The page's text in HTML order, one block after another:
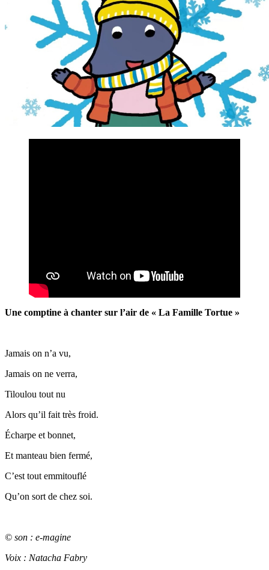
Une comptine à chanter sur l’air de « La Famille Tortue »
Jamais on n’a vu,
Jamais on ne verra,
Tiloulou tout nu
Alors qu’il fait très froid.
Écharpe et bonnet,
Et manteau bien fermé,
C’est tout emmitouflé
Qu’on sort de chez soi.
© son : e-magine
Voix : Natacha Fabry